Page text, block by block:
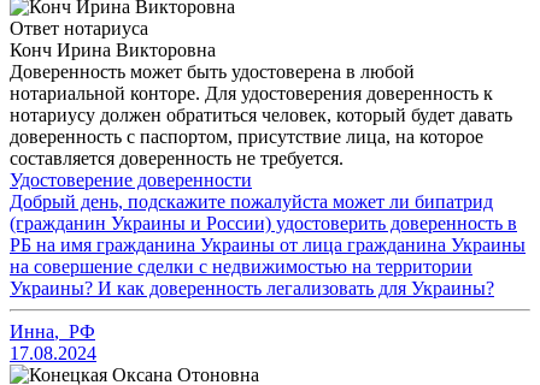
Ответ нотариуса
Конч Ирина Викторовна
Доверенность может быть удостоверена в любой
нотариальной конторе. Для удостоверения доверенность к
нотариусу должен обратиться человек, который будет давать
доверенность с паспортом, присутствие лица, на которое
составляется доверенность не требуется.
Удостоверение доверенности
Добрый день, подскажите пожалуйста может ли бипатрид
(гражданин Украины и России) удостоверить доверенность в
РБ на имя гражданина Украины от лица гражданина Украины
на совершение сделки с недвижимостью на территории
Украины? И как доверенность легализовать для Украины?
Инна, РФ
17.08.2024